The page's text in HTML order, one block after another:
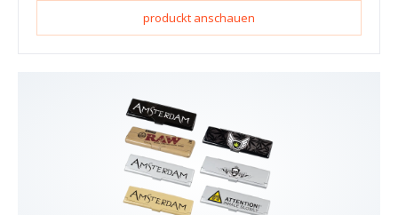
produckt anschauen